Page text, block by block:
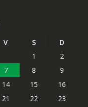
V S
D
1
2
7 8
9
14 15
16
21 22
23